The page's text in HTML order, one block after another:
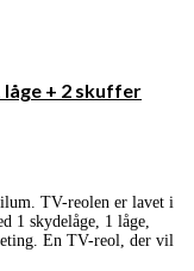
låge + 2 skuffer
TV-reolen er lavet i
1 skydelåge, 1 låge,
En TV-reol, der vil